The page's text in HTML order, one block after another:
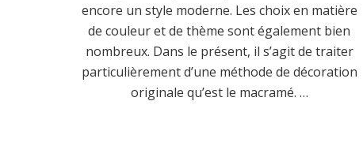
encore un style moderne. Les choix en matière
de couleur et de thème sont également bien
nombreux. Dans le présent, il s’agit de traiter
particulièrement d’une méthode de décoration
originale qu’est le macramé. …